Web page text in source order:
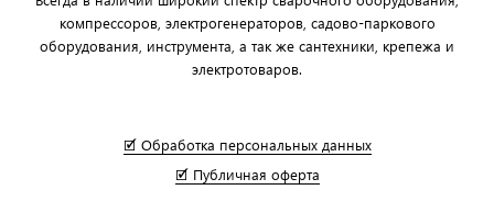
компрессоров, электрогенераторов, садово-паркового
оборудования, инструмента, а так же сантехники, крепежа и
электротоваров.
🗹 Обработка персональных данных
🗹 Публичная оферта